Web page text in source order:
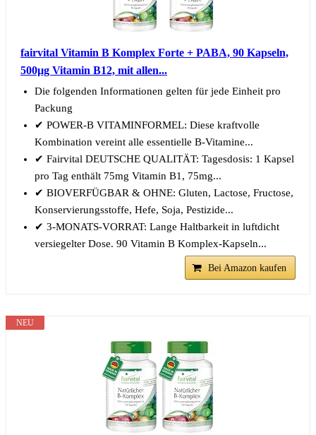
fairvital Vitamin B Komplex Forte + PABA, 90 Kapseln,
500µg Vitamin B12, mit allen...
Die folgenden Informationen gelten für jede Einheit pro
Packung
✔ POWER-B VITAMINFORMEL: Diese kraftvolle
Kombination vereint alle essentielle B-Vitamine...
✔ Fairvital DEUTSCHE QUALITÄT: Tagesdosis: 1 Kapsel
pro Tag enthält 75mg Vitamin B1, 75mg...
✔ BIOVERFÜGBAR & OHNE: Gluten, Lactose, Fructose,
Konservierungsstoffe, Hefe, Soja, Pestizide...
✔ 3-MONATS-VORRAT: Lange Haltbarkeit in luftdicht
versiegelter Dose. 90 Vitamin B Komplex-Kapseln...
Bei Amazon kaufen
NEU